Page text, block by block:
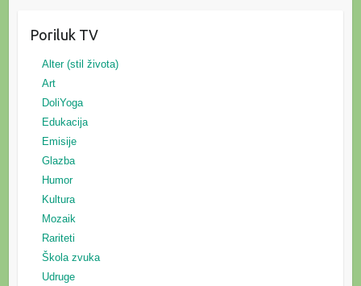
Poriluk TV
Alter (stil života)
Art
DoliYoga
Edukacija
Emisije
Glazba
Humor
Kultura
Mozaik
Rariteti
Škola zvuka
Udruge